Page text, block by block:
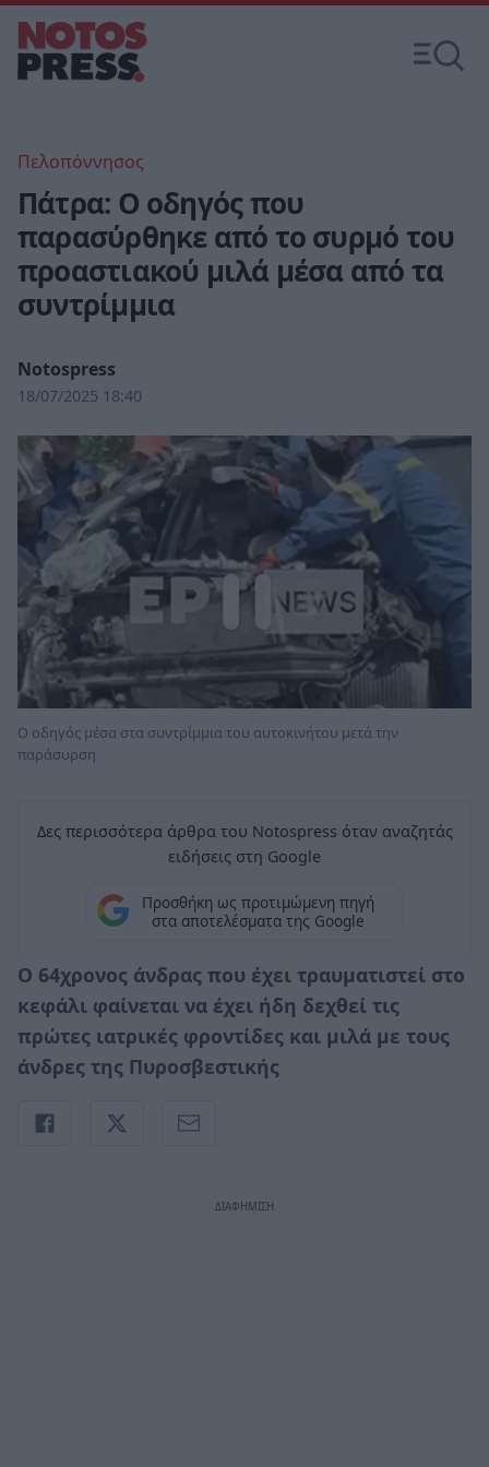
Πελοπόννησος
Πάτρα: Ο οδηγός που
παρασύρθηκε από το συρμό του
προαστιακού μιλά μέσα από τα
συντρίμμια
Notospress
18/07/2025 18:40
Ο οδηγός μέσα στα συντρίμμια του αυτοκινήτου μετά την
παράσυρση
Δες περισσότερα άρθρα του Notospress όταν αναζητάς
ειδήσεις στη Google
Προσθήκη ως προτιμώμενη πηγή
στα αποτελέσματα της Google
Ο 64χρονος άνδρας που έχει τραυματιστεί στο
κεφάλι φαίνεται να έχει ήδη δεχθεί τις
πρώτες ιατρικές φροντίδες και μιλά με τους
άνδρες της Πυροσβεστικής